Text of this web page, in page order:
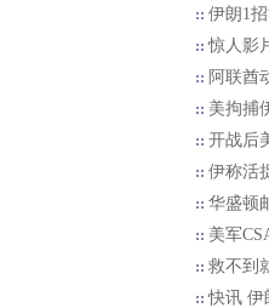
伊朗1
惊人影
阿联酋
美拘捕
开战后
伊称活
华盛顿
美军
救不到
快讯 伊